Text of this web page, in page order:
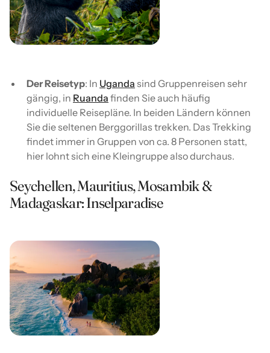
Der Reisetyp: In Uganda sind Gruppenreisen sehr
gängig, in Ruanda finden Sie auch häufig
individuelle Reisepläne. In beiden Ländern können
Sie die seltenen Berggorillas trekken. Das Trekking
findet immer in Gruppen von ca. 8 Personen statt,
hier lohnt sich eine Kleingruppe also durchaus.
Seychellen, Mauritius, Mosambik &
Madagaskar: Inselparadise